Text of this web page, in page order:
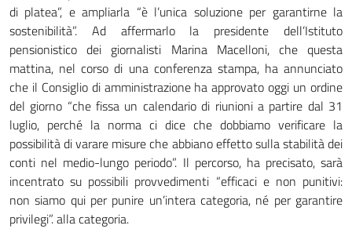
di platea”, e ampliarla “è l’unica soluzione per garantirne la
sostenibilità”. Ad affermarlo la presidente dell’Istituto
pensionistico dei giornalisti Marina Macelloni, che questa
mattina, nel corso di una conferenza stampa, ha annunciato
che il Consiglio di amministrazione ha approvato oggi un ordine
del giorno “che fissa un calendario di riunioni a partire dal 31
luglio, perché la norma ci dice che dobbiamo verificare la
possibilità di varare misure che abbiano effetto sulla stabilità dei
conti nel medio-lungo periodo”. Il percorso, ha precisato, sarà
incentrato su possibili provvedimenti “efficaci e non punitivi:
non siamo qui per punire un’intera categoria, né per garantire
privilegi”. alla categoria.